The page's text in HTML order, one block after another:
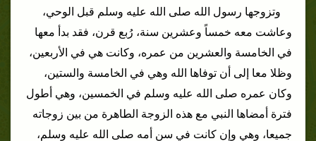
وتزوجها رسول الله صلى الله عليه وسلم قبل الوحي،
وعاشت معه خمساً وعشرين سنة، رُبع قرن، فقد بدأ معها
في الخامسة والعشرين من عمره، وكانت هي في الأربعين،
وظلا معا إلى أن توفاها الله وهي في الخامسة والستين،
وكان عمره صلى الله عليه وسلم في الخمسين، وهي أطول
فترة أمضاها النبي مع هذه الزوجة الطاهرة من بين زوجاته
جميعا، وهي وإن كانت في سن أمه صلى الله عليه وسلم،